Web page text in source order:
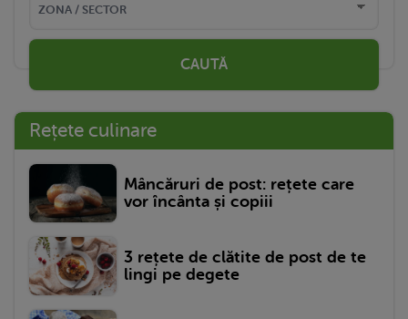
CAUTĂ
Rețete culinare
Mâncăruri de post: rețete care
vor încânta și copiii
3 rețete de clătite de post de te
lingi pe degete